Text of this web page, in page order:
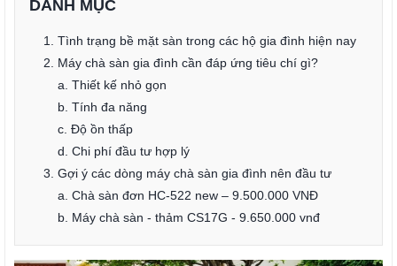
DANH MỤC
1. Tình trạng bề mặt sàn trong các hộ gia đình hiện nay
2. Máy chà sàn gia đình cần đáp ứng tiêu chí gì?
a. Thiết kế nhỏ gọn
b. Tính đa năng
c. Độ ồn thấp
d. Chi phí đầu tư hợp lý
3. Gợi ý các dòng máy chà sàn gia đình nên đầu tư
a. Chà sàn đơn HC-522 new – 9.500.000 VNĐ
b. Máy chà sàn - thảm CS17G - 9.650.000 vnđ